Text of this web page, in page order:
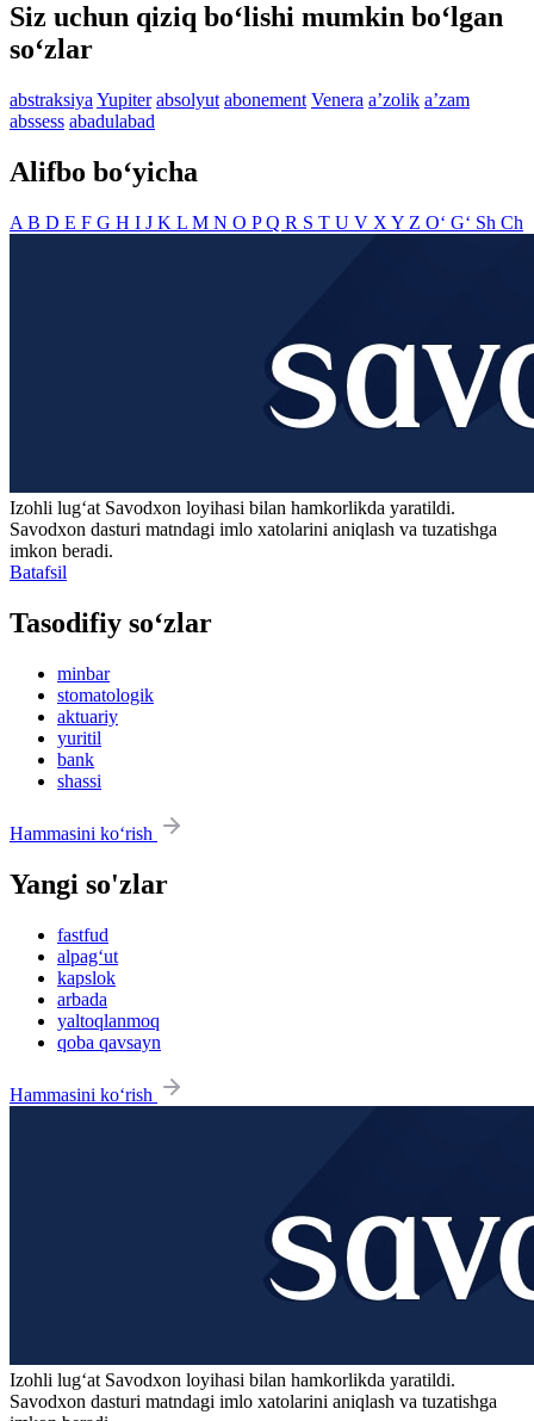
Siz uchun qiziq bo‘lishi mumkin bo‘lgan
so‘zlar
abstraksiya Yupiter absolyut abonement Venera aʼzolik aʼzam
abssess abadulabad
Alifbo bo‘yicha
A B D E F G H I J K L M N O PQ R S T U V X Y Z O‘ G‘ Sh Ch
Izohli lugʻat Savodxon loyihasi bilan hamkorlikda yaratildi.
Savodxon dasturi matndagi imlo xatolarini aniqlash va tuzatishga
imkon beradi.
Batafsil
Tasodifiy so‘zlar
minbar
stomatologik
aktuariy
yuritil
bank
shassi
Hammasini ko‘rish
Yangi so'zlar
fastfud
alpag‘ut
kapslok
arbada
yaltoqlanmoq
qoba qavsayn
Hammasini ko‘rish
Izohli lugʻat Savodxon loyihasi bilan hamkorlikda yaratildi.
Savodxon dasturi matndagi imlo xatolarini aniqlash va tuzatishga